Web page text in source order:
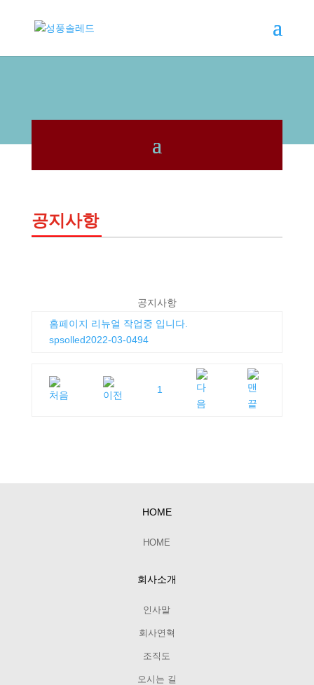
공지사항
공지사항
홈페이지 리뉴얼 작업중 입니다.
spsolled2022-03-0494
1
HOME
HOME
회사소개
인사말
회사연혁
조직도
오시는 길